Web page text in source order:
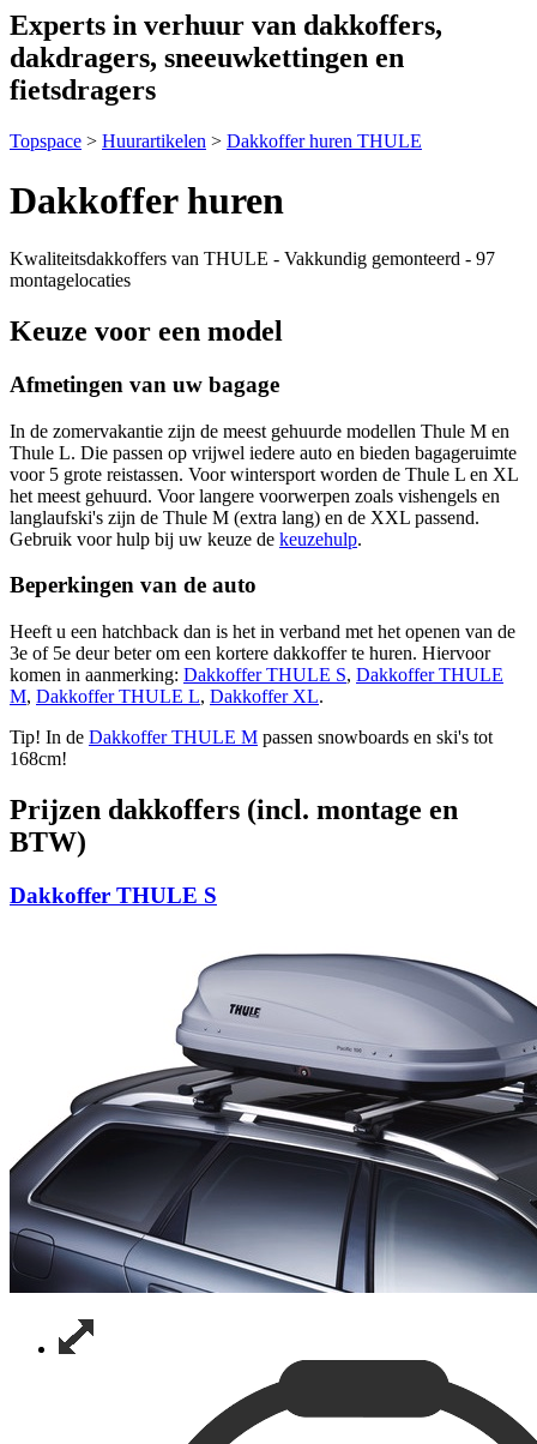
Experts in verhuur van dakkoffers,
dakdragers, sneeuwkettingen en
fietsdragers
Topspace > Huurartikelen > Dakkoffer huren THULE
Dakkoffer huren
Kwaliteitsdakkoffers van THULE - Vakkundig gemonteerd - 97
montagelocaties
Keuze voor een model
Afmetingen van uw bagage
In de zomervakantie zijn de meest gehuurde modellen Thule M en
Thule L. Die passen op vrijwel iedere auto en bieden bagageruimte
voor 5 grote reistassen. Voor wintersport worden de Thule L en XL
het meest gehuurd. Voor langere voorwerpen zoals vishengels en
langlaufski's zijn de Thule M (extra lang) en de XXL passend.
Gebruik voor hulp bij uw keuze de keuzehulp.
Beperkingen van de auto
Heeft u een hatchback dan is het in verband met het openen van de
3e of 5e deur beter om een kortere dakkoffer te huren. Hiervoor
komen in aanmerking: Dakkoffer THULE S, Dakkoffer THULE
M, Dakkoffer THULE L, Dakkoffer XL.
Tip! In de Dakkoffer THULE M passen snowboards en ski's tot
168cm!
Prijzen dakkoffers (incl. montage en
BTW)
Dakkoffer THULE S